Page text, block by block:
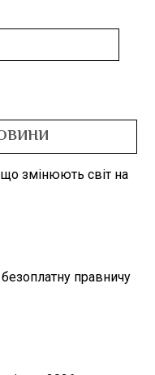
змінюють світ на
правничу